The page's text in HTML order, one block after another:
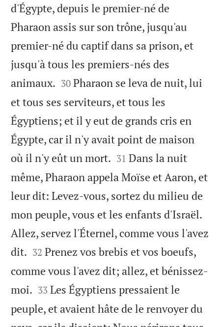
d'Égypte, depuis le premier-né de
Pharaon assis sur son trône, jusqu'au
premier-né du captif dans sa prison, et
jusqu'à tous les premiers-nés des
animaux. 

30 Pharaon se leva de nuit, lui
et tous ses serviteurs, et tous les
Égyptiens; et il y eut de grands cris en
Égypte, car il n'y avait point de maison
où il n'y eût un mort. 

31 Dans la nuit
même, Pharaon appela Moïse et Aaron, et
leur dit: Levez-vous, sortez du milieu de
mon peuple, vous et les enfants d'Israël.
Allez, servez l'Éternel, comme vous l'avez
dit. 

32 Prenez vos brebis et vos boeufs,
comme vous l'avez dit; allez, et bénissez-
moi. 

33 Les Égyptiens pressaient le
peuple, et avaient hâte de le renvoyer du